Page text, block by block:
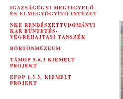
IGAZSÁGÜGYI MEGFIGYELŐ
ÉS ELMEGYÓGYÍTÓ INTÉZET
NKE RENDÉSZETTUDOMÁNYI
KAR BÜNTETÉS-
VÉGREHAJTÁSI TANSZÉK
BÖRTÖNMÚZEUM
TÁMOP 5.6.3 KIEMELT
PROJEKT
EFOP 1.3.3. KIEMELT
PROJEKT